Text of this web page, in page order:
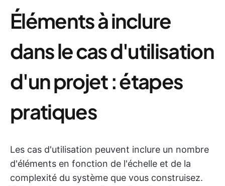
Éléments à inclure
dans le cas d'utilisation
d'un projet : étapes
pratiques
Les cas d'utilisation peuvent inclure un nombre
d'éléments en fonction de l'échelle et de la
complexité du système que vous construisez.